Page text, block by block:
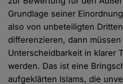
Grundlage seiner
also von unbeteiligten
differenzieren, dann
Unterscheidbarkeit in klarer
werden. Das ist eine
aufgeklärten Islams, die